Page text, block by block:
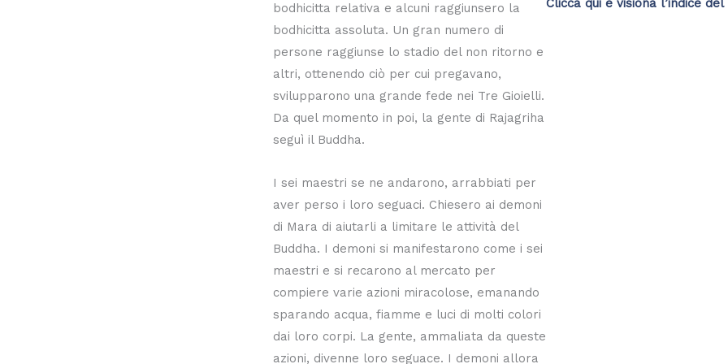
bodhicitta relativa e alcuni raggiunsero la
bodhicitta assoluta. Un gran numero di
persone raggiunse lo stadio del non ritorno e
altri, ottenendo ciò per cui pregavano,
svilupparono una grande fede nei Tre Gioielli.
Da quel momento in poi, la gente di Rajagriha
seguì il Buddha.
I sei maestri se ne andarono, arrabbiati per
aver perso i loro seguaci. Chiesero ai demoni
di Mara di aiutarli a limitare le attività del
Buddha. I demoni si manifestarono come i sei
maestri e si recarono al mercato per
compiere varie azioni miracolose, emanando
sparando acqua, fiamme e luci di molti colori
dai loro corpi. La gente, ammaliata da queste
azioni, divenne loro seguace. I demoni allora